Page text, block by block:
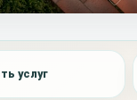
услуг